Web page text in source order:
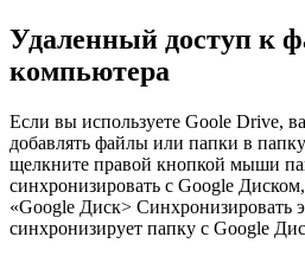
Удаленный доступ к
компьютера
Если вы используете Goole Drive,
добавлять файлы или папки в
щелкните правой кнопкой мыши
синхронизировать с Google
«Google Диск> Синхронизировать
синхронизирует папку с Google